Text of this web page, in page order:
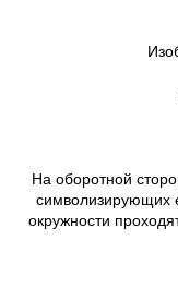
На оборотной
символизирующих
окружности